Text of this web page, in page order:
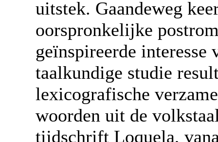
uitstek. Gaandeweg
oorspronkelijke
geïnspireerde interesse
taalkundige studie
lexicografische
woorden uit de
tijdschrift Loquela,